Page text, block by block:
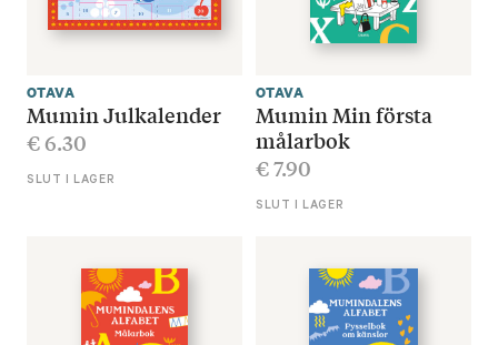
OTAVA
Mumin Julkalender
€6.30
SLUT I LAGER
OTAVA
Mumin Min första
målarbok
€7.90
SLUT I LAGER